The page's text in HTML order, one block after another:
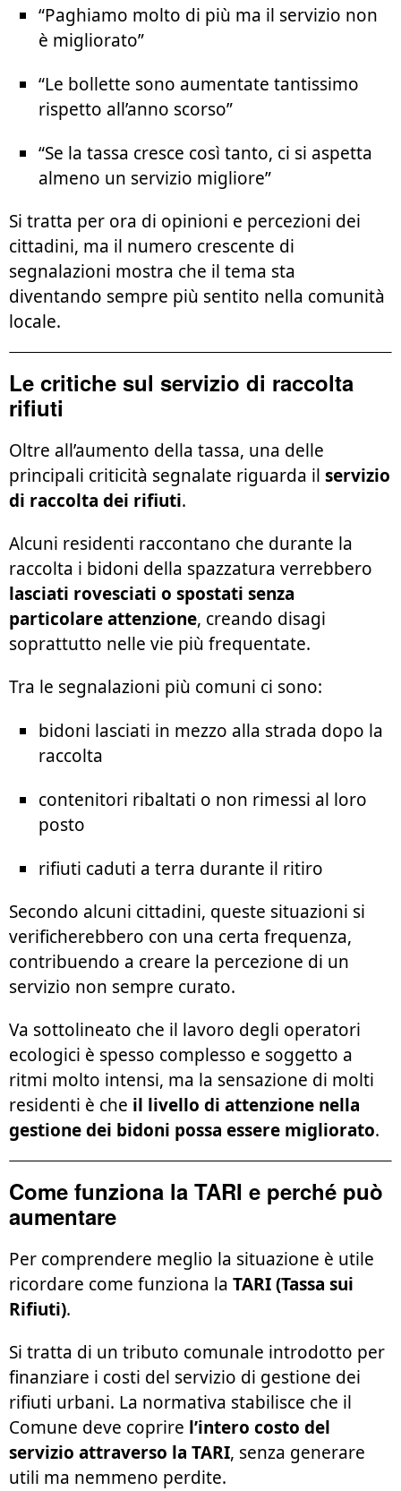
“Paghiamo molto di più ma il servizio non
è migliorato”
“Le bollette sono aumentate tantissimo
rispetto all’anno scorso”
“Se la tassa cresce così tanto, ci si aspetta
almeno un servizio migliore”
Si tratta per ora di opinioni e percezioni dei
cittadini, ma il numero crescente di
segnalazioni mostra che il tema sta
diventando sempre più sentito nella comunità
locale.
Le critiche sul servizio di raccolta
rifiuti
Oltre all’aumento della tassa, una delle
principali criticità segnalate riguarda il servizio
di raccolta dei rifiuti.
Alcuni residenti raccontano che durante la
raccolta i bidoni della spazzatura verrebbero
lasciati rovesciati o spostati senza
particolare attenzione, creando disagi
soprattutto nelle vie più frequentate.
Tra le segnalazioni più comuni ci sono:
bidoni lasciati in mezzo alla strada dopo la
raccolta
contenitori ribaltati o non rimessi al loro
posto
rifiuti caduti a terra durante il ritiro
Secondo alcuni cittadini, queste situazioni si
verificherebbero con una certa frequenza,
contribuendo a creare la percezione di un
servizio non sempre curato.
Va sottolineato che il lavoro degli operatori
ecologici è spesso complesso e soggetto a
ritmi molto intensi, ma la sensazione di molti
residenti è che il livello di attenzione nella
gestione dei bidoni possa essere migliorato.
Come funziona la TARI e perché può
aumentare
Per comprendere meglio la situazione è utile
ricordare come funziona la TARI (Tassa sui
Rifiuti).
Si tratta di un tributo comunale introdotto per
finanziare i costi del servizio di gestione dei
rifiuti urbani. La normativa stabilisce che il
Comune deve coprire l’intero costo del
servizio attraverso la TARI, senza generare
utili ma nemmeno perdite.